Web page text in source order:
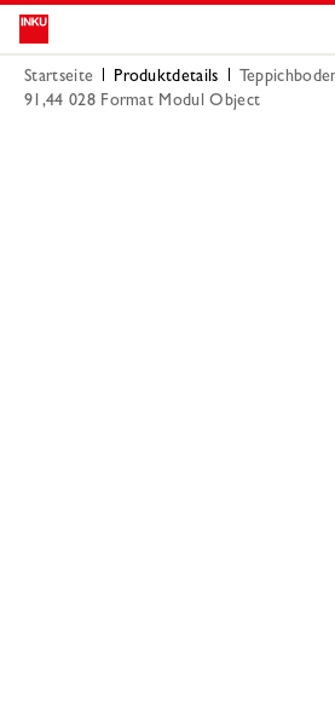
Startseite Produktdetails
91,44 028 Format Modul Object